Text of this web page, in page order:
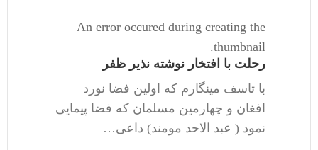
An error occured during creating the
thumbnail.
رحلت با افتخار نوشته نذیر ظفر
با تاسف مینگارم که اولین فضا نورد
افغان و چهارمین مسلمان که فضا پیمایی
نمود ( عبد الاحد مومند) داعی…